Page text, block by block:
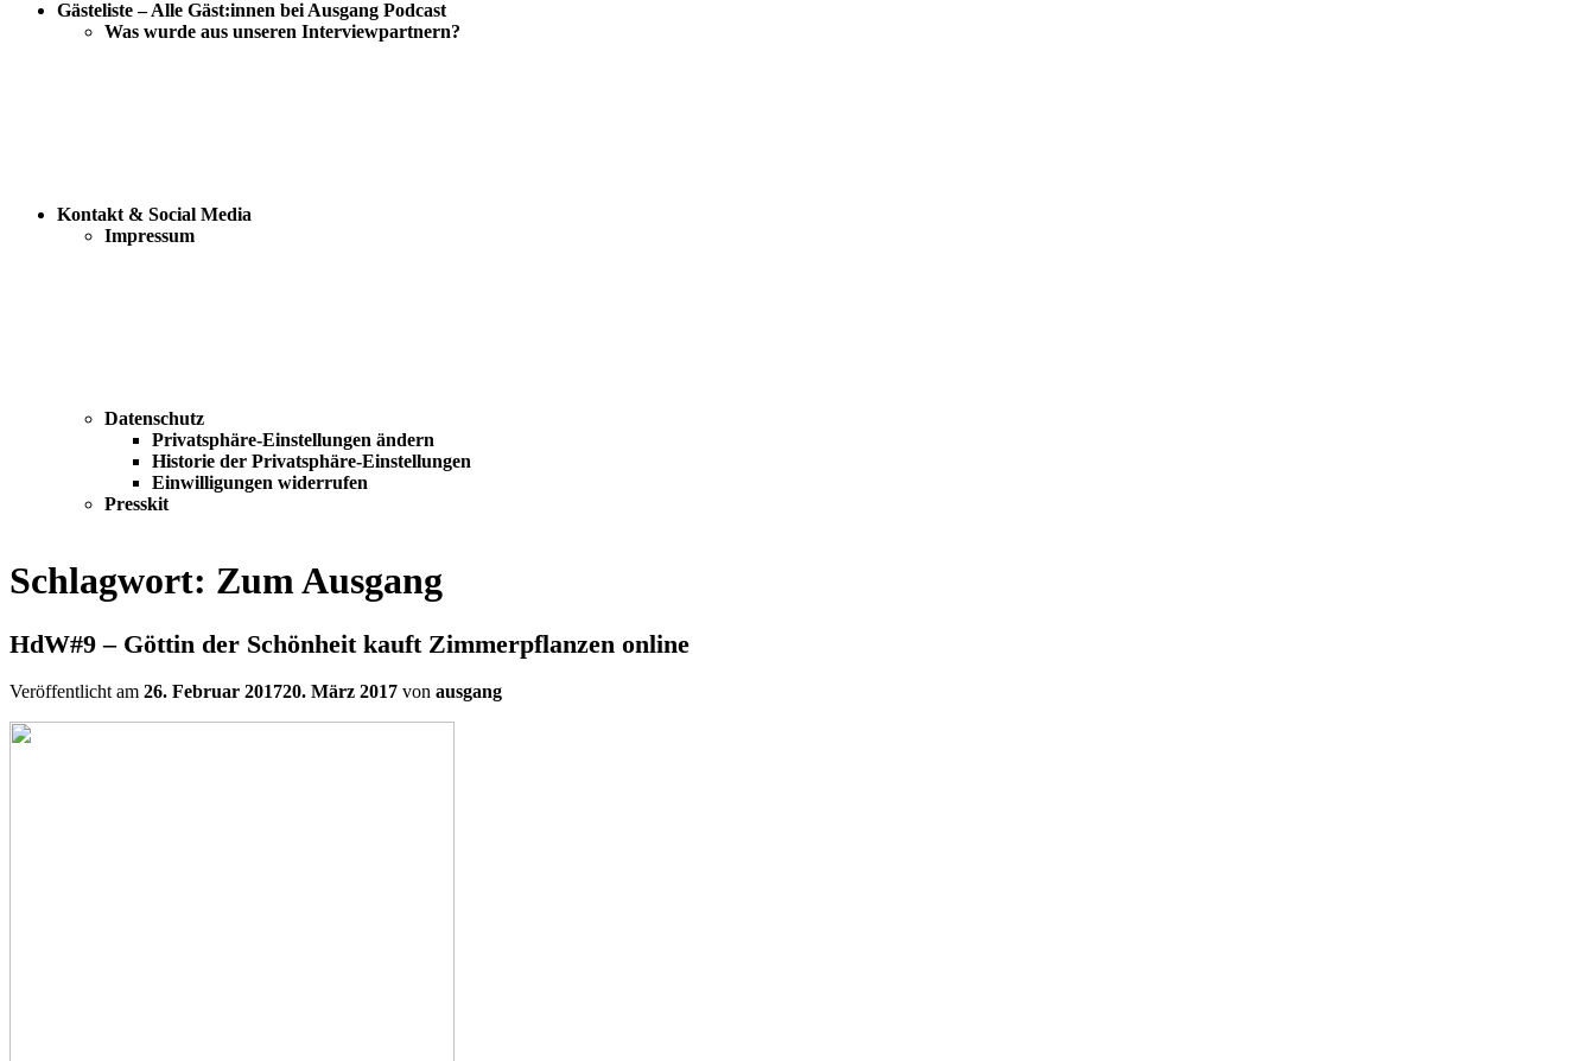
Gästeliste – Alle Gäst:innen bei Ausgang Podcast
Was wurde aus unseren Interviewpartnern?
Kontakt & Social Media
Impressum
Datenschutz
Privatsphäre-Einstellungen ändern
Historie der Privatsphäre-Einstellungen
Einwilligungen widerrufen
Presskit
Schlagwort: Zum Ausgang
HdW#9 – Göttin der Schönheit kauft Zimmerpflanzen online
Veröffentlicht am 26. Februar 201720. März 2017 von ausgang